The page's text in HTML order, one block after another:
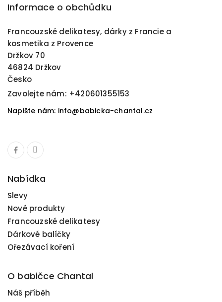
Informace o obchůdku
Francouzské delikatesy, dárky z Francie a
kosmetika z Provence
Držkov 70
46824 Držkov
Česko
Zavolejte nám: +420601355153
Napište nám: info@babicka-chantal.cz
Nabídka
Slevy
Nové produkty
Francouzské delikatesy
Dárkové balíčky
Ořezávací koření
O babičce Chantal
Náš příběh